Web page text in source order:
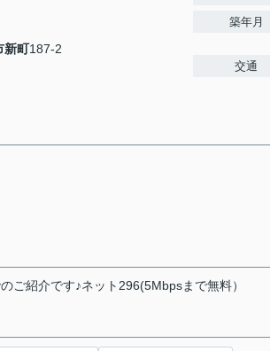
新町187-2
築年月
交通
ご紹介です♪ネット296(5Mbpsまで無料）